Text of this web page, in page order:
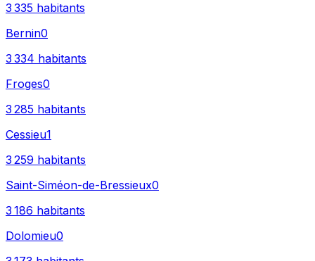
3 335 habitants
Bernin0
3 334 habitants
Froges0
3 285 habitants
Cessieu1
3 259 habitants
Saint-Siméon-de-Bressieux0
3 186 habitants
Dolomieu0